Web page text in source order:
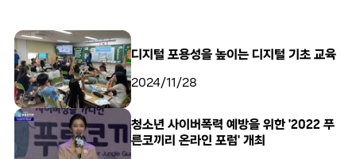
디지털 포용성을 높이는 디지털 기초 교육
2024/11/28
청소년 사이버폭력 예방을 위한 '2022 푸
른코끼리 온라인 포럼' 개최